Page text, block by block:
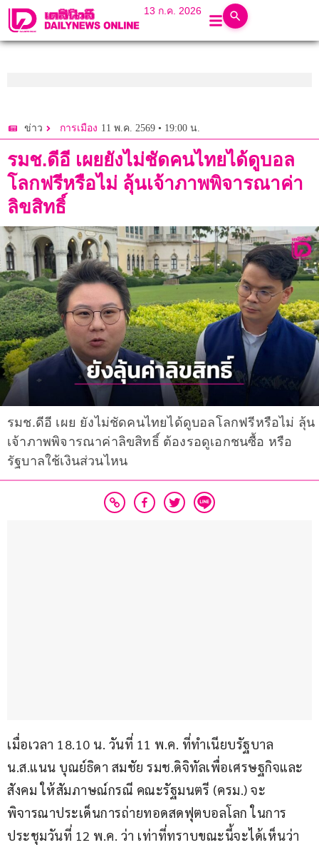
13 ก.ค. 2026
ข่าว การเมือง 11 พ.ค. 2569 • 19:00 น.
รมช.ดีอี เผยยังไม่ชัดคนไทยได้ดูบอล
โลกฟรีหรือไม่ ลุ้นเจ้าภาพพิจารณาค่า
ลิขสิทธิ์
รมช.ดีอี เผย ยังไม่ชัดคนไทยได้ดูบอลโลกฟรีหรือไม่ ลุ้น
เจ้าภาพพิจารณาค่าลิขสิทธิ์ ต้องรอดูเอกชนซื้อ หรือ
รัฐบาลใช้เงินส่วนไหน
เมื่อเวลา 18.10 น. วันที่ 11 พ.ค. ที่ทำเนียบรัฐบาล
น.ส.แนน บุณย์ธิดา สมชัย รมช.ดิจิทัลเพื่อเศรษฐกิจและ
สังคม ให้สัมภาษณ์กรณี คณะรัฐมนตรี (ครม.) จะ
พิจารณาประเด็นการถ่ายทอดสดฟุตบอลโลก ในการ
ประชุมวันที่ 12 พ.ค. ว่า เท่าที่ทราบขณะนี้จะได้เห็นว่า